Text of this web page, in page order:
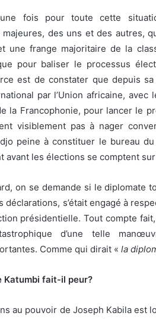
fois pour toute cette
majeures, des uns et des autres,
une frange majoritaire de la
pour baliser le processus
est de constater que depuis
par l’Union africaine,
la Francophonie, pour lancer le
visiblement pas à nager
peine à constituer le bureau
avant les élections se comptent
on se demande si le diplomate
déclarations, s’était engagé à
présidentielle. Tout compte
d’une telle
Comme qui dirait « la
Katumbi fait-il peur?
au pouvoir de Joseph Kabila est